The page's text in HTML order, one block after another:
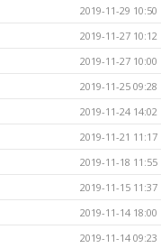
2019-11-29 10:50
2019-11-27 10:12
2019-11-27 10:00
2019-11-25 09:28
2019-11-24 14:02
2019-11-21 11:17
2019-11-18 11:55
2019-11-15 11:37
2019-11-14 18:00
2019-11-14 09:23